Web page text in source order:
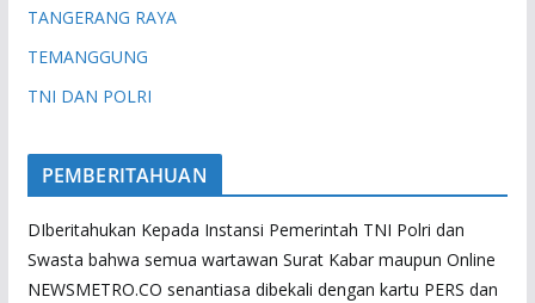
TANGERANG RAYA
TEMANGGUNG
TNI DAN POLRI
PEMBERITAHUAN
DIberitahukan Kepada Instansi Pemerintah TNI Polri dan
Swasta bahwa semua wartawan Surat Kabar maupun Online
NEWSMETRO.CO senantiasa dibekali dengan kartu PERS dan